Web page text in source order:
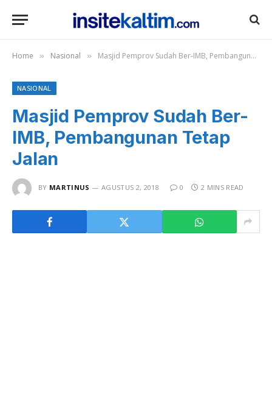
Home » Nasional » Masjid Pemprov Sudah Ber-IMB, Pembangunan Tetap Jalan
NASIONAL
Masjid Pemprov Sudah Ber-
IMB, Pembangunan Tetap
Jalan
BY MARTINUS AGUSTUS 2, 2018 0 2 MINS READ